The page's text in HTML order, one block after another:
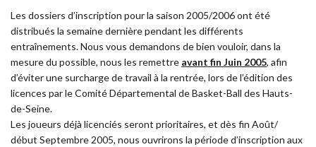
Les dossiers d’inscription pour la saison 2005/2006 ont été
distribués la semaine dernière pendant les différents
entraînements. Nous vous demandons de bien vouloir, dans la
mesure du possible, nous les remettre avant fin Juin 2005, afin
d’éviter une surcharge de travail à la rentrée, lors de l’édition des
licences par le Comité Départemental de Basket-Ball des Hauts-
de-Seine.
Les joueurs déjà licenciés seront prioritaires, et dès fin Août/
début Septembre 2005, nous ouvrirons la période d’inscription aux